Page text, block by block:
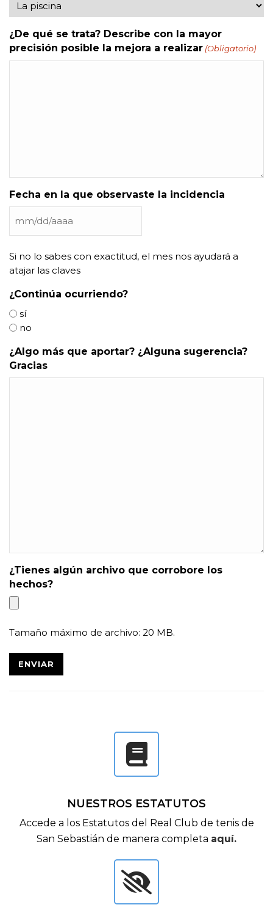
¿De qué se trata? Describe con la mayor
precisión posible la mejora a realizar (Obligatorio)
Fecha en la que observaste la incidencia
MM
DD
barra
Si no lo sabes con exactitud, el mes nos ayudará a
atajar las claves
¿Continúa ocurriendo?
sí
no
¿Algo más que aportar? ¿Alguna sugerencia?
Gracias
¿Tienes algún archivo que corrobore los
hechos?
Tamaño máximo de archivo: 20 MB.
NUESTROS ESTATUTOS
Accede a los Estatutos del Real Club de tenis de
San Sebastián de manera completa aquí.